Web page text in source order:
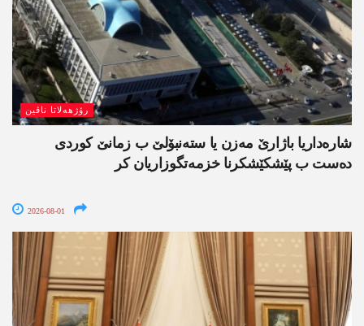
رۆژھەلاتا ناڤین
شارەداریا باژارێ مەزن یا ستەنبۆلێ ب زمانێ کوردی
دەست ب پێشکێشکرنا خزمەتگوزاریان کر
2026-08-01